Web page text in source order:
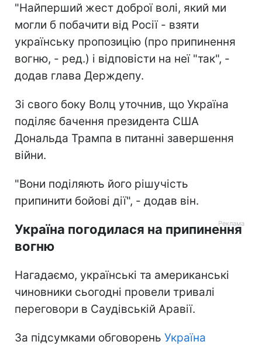
"Найперший жест доброї волі, який ми
могли б побачити від Росії - взяти
українську пропозицію (про припинення
вогню, - ред.) і відповісти на неї "так", -
додав глава Держдепу.
Зі свого боку Волц уточнив, що Україна
поділяє бачення президента США
Дональда Трампа в питанні завершення
війни.
"Вони поділяють його рішучість
припинити бойові дії", - додав він.
Україна погодилася на припинення
вогню
Нагадаємо, українські та американські
чиновники сьогодні провели тривалі
переговори в Саудівській Аравії.
За підсумками обговорень Україна